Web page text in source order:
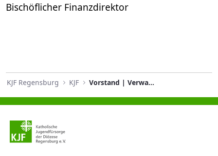
Bischöflicher Finanzdirektor
KJF Regensburg KJF Vorstand | Verwaltungsrat